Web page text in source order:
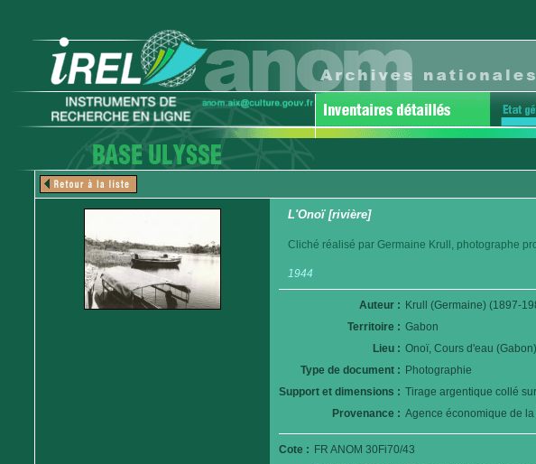
L'Onoï [rivière]
Cliché réalisé par Germaine Krull, photographe
1944
Auteur : Krull (Germaine) (1897-
Territoire : Gabon
Lieu : Onoï, Cours d'eau (Gabon)
Type de document : Photographie
Support et dimensions : Tirage argentique collé
Provenance : Agence économique de
Cote : FR ANOM 30Fi70/43